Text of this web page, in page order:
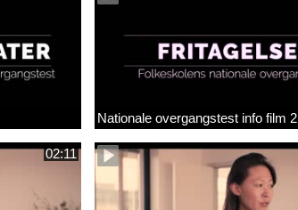
Nationale overgangstest info film 2
02:11